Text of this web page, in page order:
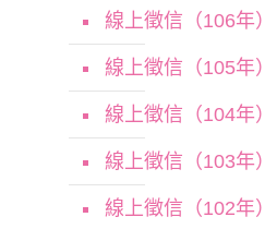
線上徵信（106年）
線上徵信（105年）
線上徵信（104年）
線上徵信（103年）
線上徵信（102年）